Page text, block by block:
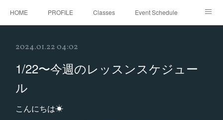
HOME PROFILE Classes Event Schedule
2024.01.22 04:02
1/22〜今週のレッスンスケジュー
ル
こんにちは☀